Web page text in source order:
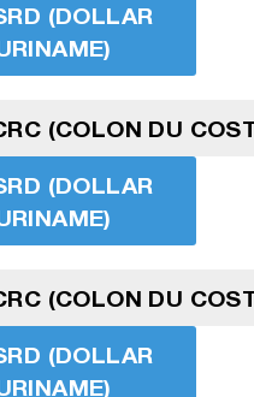
(DOLLAR
(COLON DU
(DOLLAR
(COLON DU
(DOLLAR